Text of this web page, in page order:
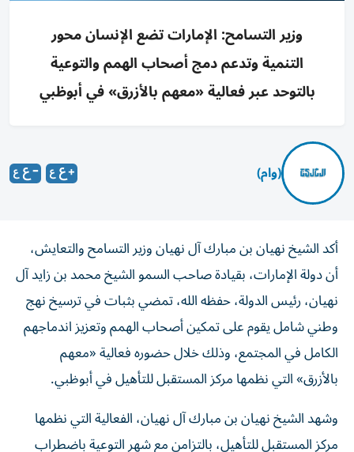
وزير التسامح: الإمارات تضع الإنسان محور
التنمية وتدعم دمج أصحاب الهمم والتوعية
بالتوحد عبر فعالية «معهم بالأزرق» في أبوظبي
(وام)
أكد الشيخ نهيان بن مبارك آل نهيان وزير التسامح والتعايش،
أن دولة الإمارات، بقيادة صاحب السمو الشيخ محمد بن زايد آل
نهيان، رئيس الدولة، حفظه الله، تمضي بثبات في ترسيخ نهج
وطني شامل يقوم على تمكين أصحاب الهمم وتعزيز اندماجهم
الكامل في المجتمع، وذلك خلال حضوره فعالية «معهم
بالأزرق» التي نظمها مركز المستقبل للتأهيل في أبوظبي.
وشهد الشيخ نهيان بن مبارك آل نهيان، الفعالية التي نظمها
مركز المستقبل للتأهيل، بالتزامن مع شهر التوعية باضطراب